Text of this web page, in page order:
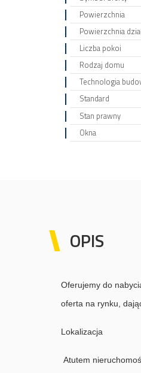
Powierzchnia
Powierzchnia
Liczba pokoi
Rodzaj domu
Technologia
Standard
Stan prawny
Okna
OPIS
Oferujemy do
oferta na rynku,
Lokalizacja
Atutem